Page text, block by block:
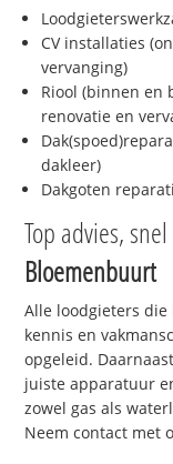
CV installaties
vervanging)
Riool (binnen en
renovatie en
dakleer)
Dakgoten
Top advies,
Bloemenbuurt
Alle loodgieters
kennis en
opgeleid.
juiste apparatuur
zowel gas als
Neem contact met